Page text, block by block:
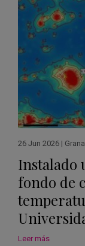
26 Jun 2026 |
Instalado
fondo de
Leer más